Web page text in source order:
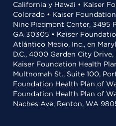
California y Hawái • Kaiser
Colorado • Kaiser
Nine Piedmont Center, 3495
GA 30305 • Kaiser
Atlántico Medio, Inc., en
D.C., 4000 Garden City
Kaiser Foundation Health
Multnomah St., Suite 100,
Foundation Health Plan of
Foundation Health Plan of
Naches Ave, Renton, WA